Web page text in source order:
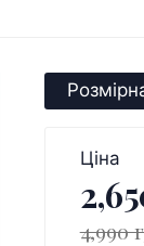
Ціна
4,990